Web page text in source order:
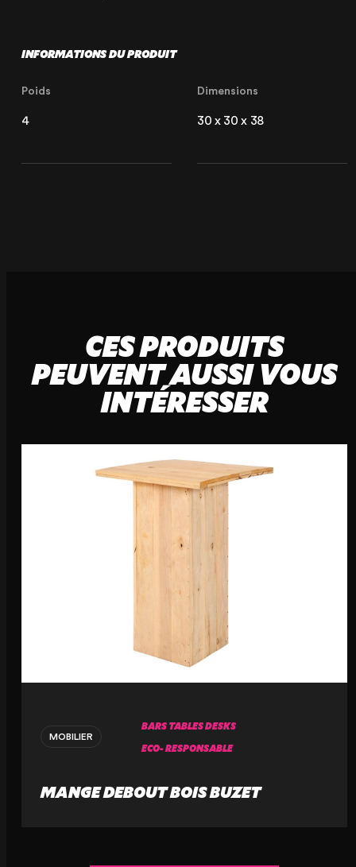
21 Avenue de l'Europe
Le Touquet
+33 (3) 20 72 39 98
INFORMATIONS DU PRODUIT
Poids
4
Dimensions
30 x 30 x 38
CES PRODUITS
PEUVENT AUSSI VOUS
INTÉRESSER
MOBILIER
BARS TABLES DESKS
ECO- RESPONSABLE
MANGE DEBOUT BOIS BUZET